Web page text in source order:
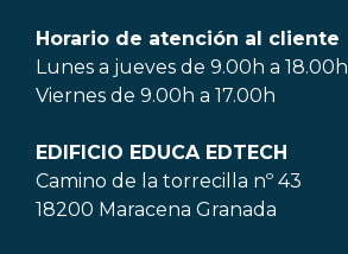
Horario de atención al cliente
Lunes a jueves de 9.00h a 18.00h
Viernes de 9.00h a 17.00h
EDIFICIO EDUCA EDTECH
Camino de la torrecilla nº 43
18200 Maracena Granada